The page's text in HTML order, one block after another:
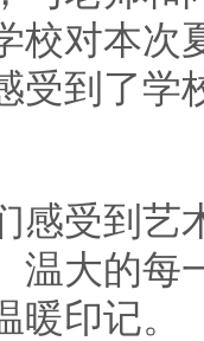
校对本次
受到了学
受到艺
温大的每
印记。